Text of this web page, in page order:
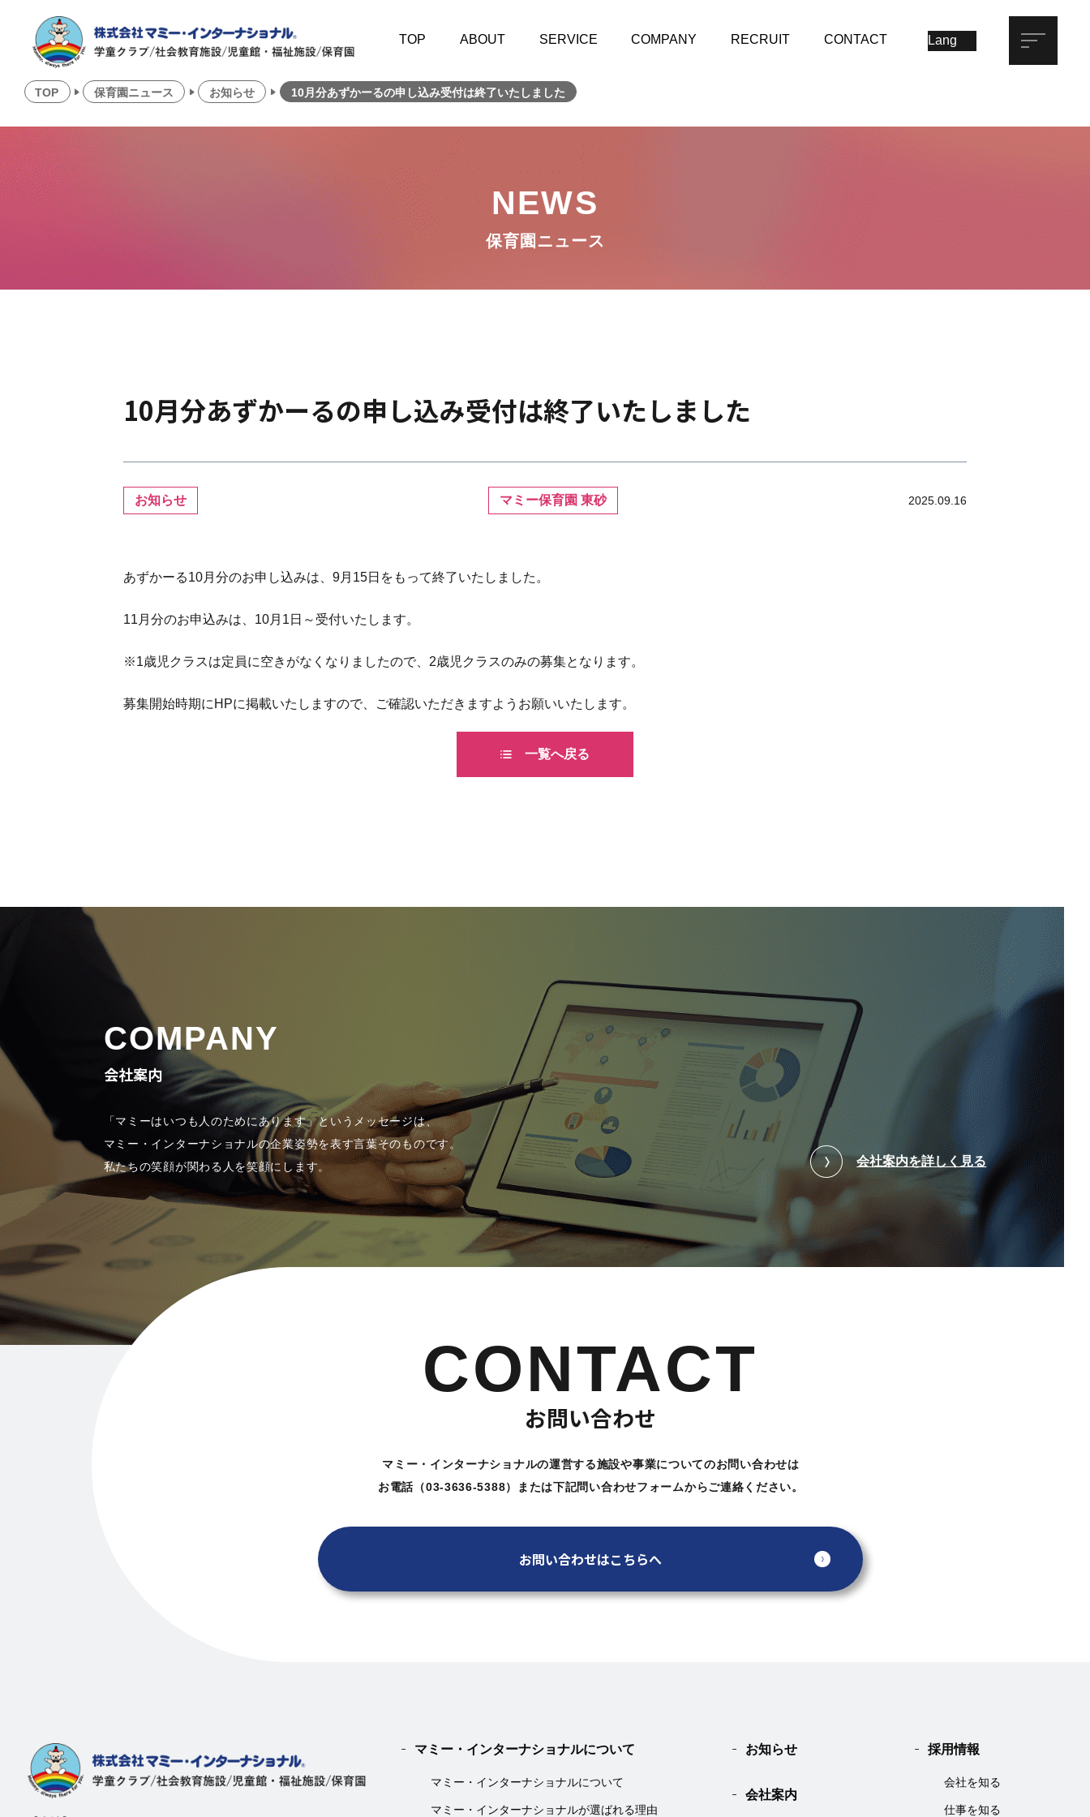
TOP ABOUT SERVICE COMPANY RECRUIT CONTACT
TOP 保育園ニュース お知らせ 10月分あずかーるの申し込み受付は終了いたしました
NEWS
保育園ニュース
10月分あずかーるの申し込み受付は終了いたしました
お知らせ マミー保育園 東砂 2025.09.16
あずかーる10月分のお申し込みは、9月15日をもって終了いたしました。
11月分のお申込みは、10月1日～受付いたします。
※1歳児クラスは定員に空きがなくなりましたので、2歳児クラスのみの募集となります。
募集開始時期にHPに掲載いたしますので、ご確認いただきますようお願いいたします。
一覧へ戻る
COMPANY
会社案内
「マミーはいつも人のためにあります」というメッセージは、
マミー・インターナショナルの企業姿勢を表す言葉そのものです。
私たちの笑顔が関わる人を笑顔にします。
会社案内を詳しく見る
CONTACT
お問い合わせ
マミー・インターナショナルの運営する施設や事業についてのお問い合わせは
お電話（03-3636-5388）または下記問い合わせフォームからご連絡ください。
お問い合わせはこちらへ
マミー・インターナショナルについて
マミー・インターナショナルについて
マミー・インターナショナルが選ばれる理由
お知らせ
会社案内
採用情報
会社を知る
仕事を知る